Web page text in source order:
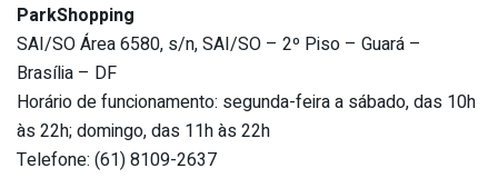
ParkShopping
SAI/SO Área 6580, s/n, SAI/SO – 2º Piso – Guará –
Brasília – DF
Horário de funcionamento: segunda-feira a sábado, das 10h
às 22h; domingo, das 11h às 22h
Telefone: (61) 8109-2637